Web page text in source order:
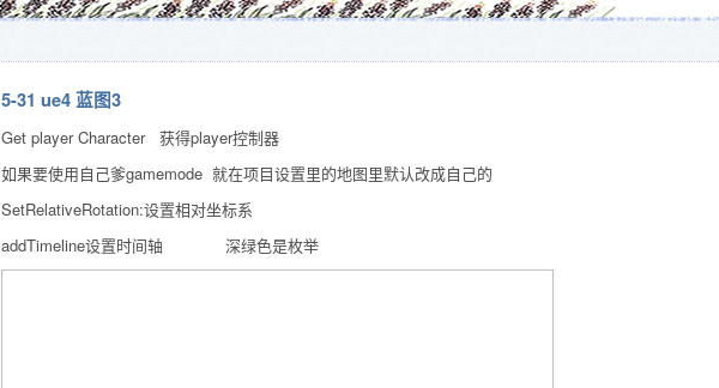
5-31 ue4 蓝图3
Get player Character 获得player控制器
如果要使用自己爹gamemode 就在项目设置里的地图里默认改成自己的
SetRelativeRotation:设置相对坐标系
addTimeline设置时间轴 深绿色是枚举